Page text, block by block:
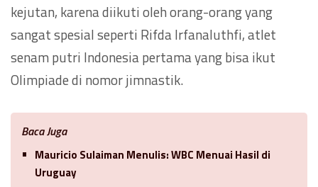
kejutan, karena diikuti oleh orang-orang yang
sangat spesial seperti Rifda Irfanaluthfi, atlet
senam putri Indonesia pertama yang bisa ikut
Olimpiade di nomor jimnastik.
Baca Juga
Mauricio Sulaiman Menulis: WBC Menuai Hasil di
Uruguay